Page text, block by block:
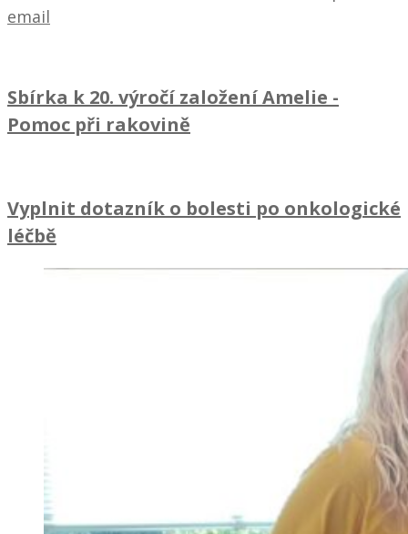
email
Sbírka k 20. výročí založení Amelie -
Pomoc při rakovině
Vyplnit dotazník o bolesti po onkologické
léčbě